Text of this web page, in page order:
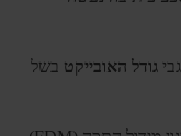
גודל האובייקט בשל